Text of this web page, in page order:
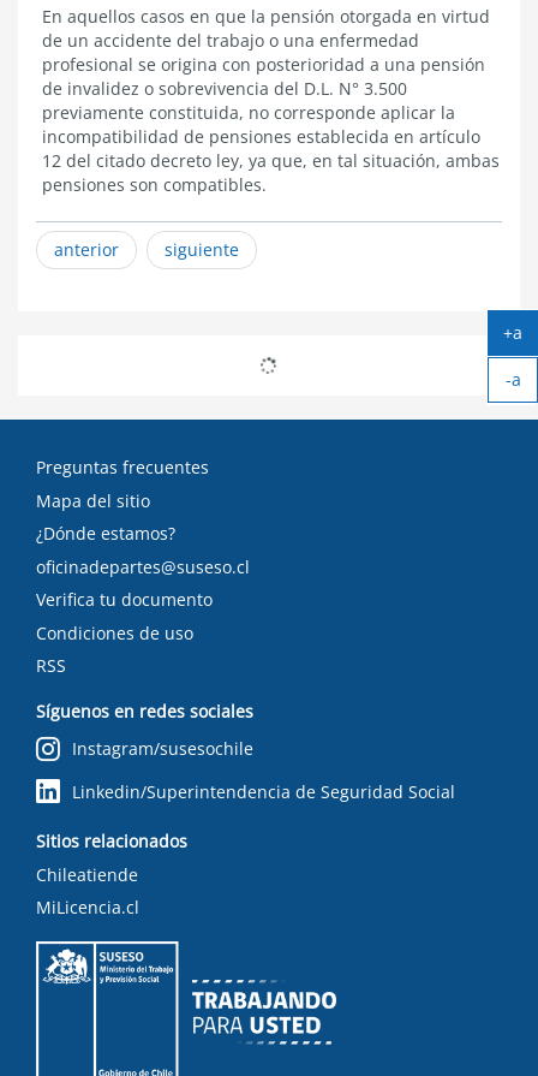
Compatibilidad
En aquellos casos en que la pensión otorgada en virtud
de un accidente del trabajo o una enfermedad
profesional se origina con posterioridad a una pensión
de invalidez o sobrevivencia del D.L. N° 3.500
previamente constituida, no corresponde aplicar la
incompatibilidad de pensiones establecida en artículo
12 del citado decreto ley, ya que, en tal situación, ambas
pensiones son compatibles.
anterior siguiente
Preguntas frecuentes
Mapa del sitio
¿Dónde estamos?
oficinadepartes@suseso.cl
Verifica tu documento
Condiciones de uso
RSS
Síguenos en redes sociales
Instagram/susesochile
Linkedin/Superintendencia de Seguridad Social
Sitios relacionados
Chileatiende
MiLicencia.cl
+a
-a